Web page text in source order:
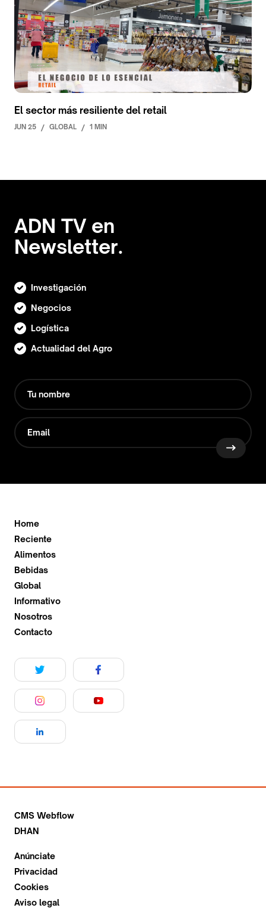
El sector más resiliente del retail
JUN 25 / GLOBAL / 1 MIN
ADN TV en
Newsletter.
Investigación
Negocios
Logística
Actualidad del Agro
Home
Reciente
Alimentos
Bebidas
Global
Informativo
Nosotros
Contacto
CMS Webflow
DHAN
Anúnciate
Privacidad
Cookies
Aviso legal